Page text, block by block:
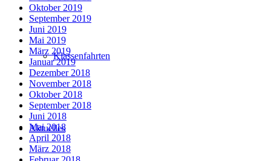
Klassenfahrten
Aktuelles
Oktober 2019
September 2019
Juni 2019
Mai 2019
März 2019
Januar 2019
Dezember 2018
November 2018
Oktober 2018
September 2018
Juni 2018
Mai 2018
April 2018
März 2018